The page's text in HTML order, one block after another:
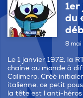
1er
du
8
Le 1 janvier 1972, la
chaîne au monde à
Calimero. Créé
italienne, ce petit
la tête est l'anti-héros